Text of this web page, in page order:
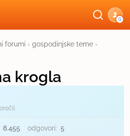
G
forumi › gospodinjske teme ›
krogla
8.455 odgovori: 5